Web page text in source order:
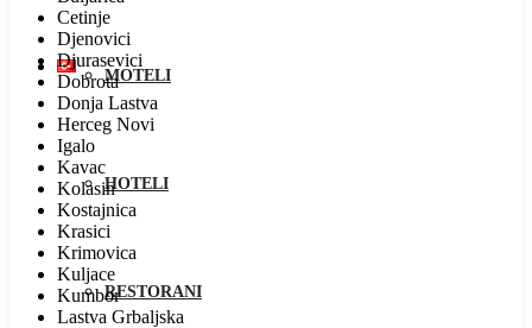
MOTELI
HOTELI
RESTORANI
Cetinje
Djenovici
Djurasevici
Dobrota
Donja Lastva
Herceg Novi
Igalo
Kavac
Kolasin
Kostajnica
Krasici
Krimovica
Kuljace
Kumbor
Lastva Grbaljska